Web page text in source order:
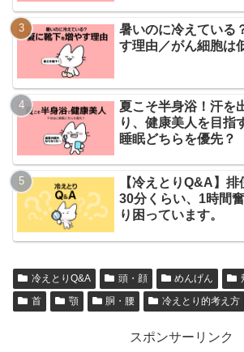
暑いのに冷えている
す理由／がん細胞は
夏こそ半身浴！汗を
り、健康美人を目指
睡眠どちらを優先？
【冷えとりQ&A】
30分くらい、1時間
り困っています。
冷えとりQ&A 頭・顔 めんげん
首
顎 胴・腰 冷えとり的考え方
スポンサーリンク